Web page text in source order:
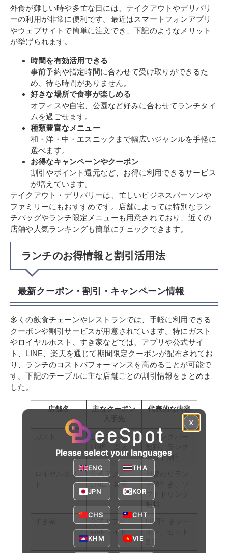
外食が難しい時や多忙な日には、テイクアウトやデリバリ
ーの利用が非常に便利です。最近はスマートフォンアプリ
やウェブサイトで簡単に注文でき、下記のようなメリット
が挙げられます。
時間を有効活用できる
事前予約や指定時間に合わせて受け取りができるた
め、待ち時間がありません。
好きな場所で食事が楽しめる
オフィスや自宅、公園など好みに合わせてランチタイ
ムを過ごせます。
種類豊富なメニュー
和・洋・中・エスニックまで幅広いジャンルを手軽に
選べます。
お得なキャンペーンやクーポン
割引やポイント還元など、お得に利用できるサービス
が増えています。
テイクアウト・デリバリーは、忙しいビジネスパーソンや
ファミリーにもおすすめです。店舗によっては特別なラン
チバッグやランチ限定メニューも用意されており、近くの
店舗や人気ランキングも簡単にチェックできます。
ランチのお得情報と割引活用法
最新クーポン・割引・キャンペーン情報
多くの飲食チェーンやレストランでは、手軽に利用できる
クーポンや割引サービスが用意されています。特にガスト
やロイヤルホスト、すき家などでは、アプリや公式サイ
ト、LINE、楽天を通じて期間限定クーポンが配布されてお
り、ランチのコストパフォーマンスを高めることが可能で
す。下記のテーブルに主な店舗ごとの割引情報をまとめま
した。
店舗名
主なクーポン
代表的な内容
公式アプリ、
ドリンクバー
セット割引
ロイヤルホス
公式アプリ、
LINE、楽天
日替わりラン
チ値引き、ソ
フトドリンク
無料
公式アプリ、
Webサイト
50円引きクー
ポン、セット
x
Please select your languages
ENG THA
JPN KOR
CHS CHT
KHM VIE